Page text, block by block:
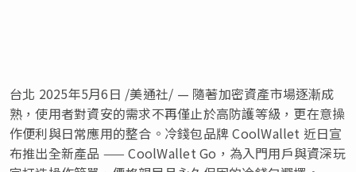
台北 2025年5月6日 /美通社/ — 隨著加密資產市場逐漸成
熟，使用者對資安的需求不再僅止於高防護等級，更在意操
作便利與日常應用的整合。冷錢包品牌 CoolWallet 近日宣
布推出全新產品 —— CoolWallet Go，為入門用戶與資深玩